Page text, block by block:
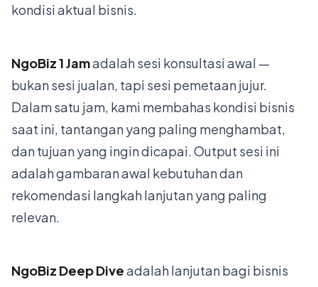
kondisi aktual bisnis.
NgoBiz 1 Jamadalah sesi konsultasi awal —
bukan sesi jualan, tapi sesi pemetaan jujur.
Dalam satu jam, kami membahas kondisi bisnis
saat ini, tantangan yang paling menghambat,
dan tujuan yang ingin dicapai. Output sesi ini
adalah gambaran awal kebutuhan dan
rekomendasi langkah lanjutan yang paling
relevan.
NgoBiz Deep Diveadalah lanjutan bagi bisnis